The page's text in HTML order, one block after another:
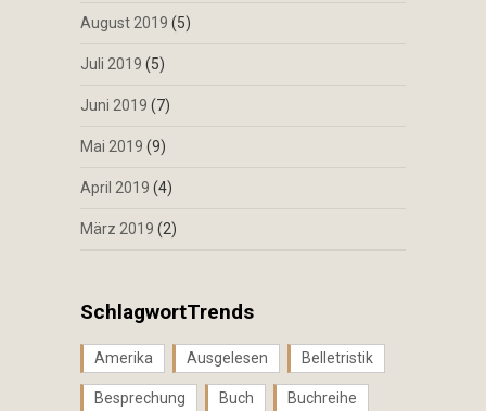
August 2019 (5)
Juli 2019 (5)
Juni 2019 (7)
Mai 2019 (9)
April 2019 (4)
März 2019 (2)
SchlagwortTrends
Amerika Ausgelesen Belletristik
Besprechung Buch Buchreihe